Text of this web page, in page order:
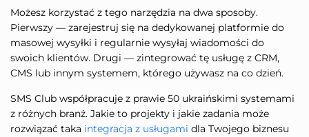
Możesz korzystać z tego narzędzia na dwa sposoby.
Pierwszy — zarejestruj się na dedykowanej platformie do
masowej wysyłki i regularnie wysyłaj wiadomości do
swoich klientów. Drugi — zintegrować tę usługę z CRM,
CMS lub innym systemem, którego używasz na co dzień.
SMS Club współpracuje z prawie 50 ukraińskimi systemami
z różnych branż. Jakie to projekty i jakie zadania może
rozwiązać taka integracja z usługami dla Twojego biznesu